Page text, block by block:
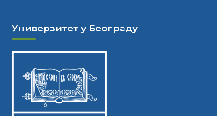
Универзитет у Београду